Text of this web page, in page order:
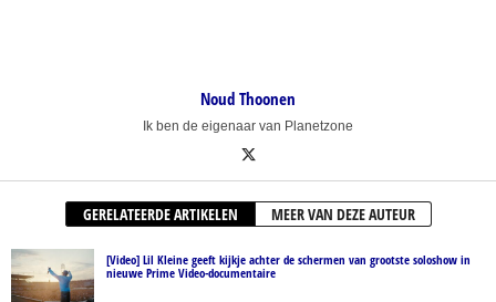
Noud Thoonen
Ik ben de eigenaar van Planetzone
GERELATEERDE ARTIKELEN MEER VAN DEZE AUTEUR
[Video] Lil Kleine geeft kijkje achter de schermen van grootste soloshow in
nieuwe Prime Video-documentaire